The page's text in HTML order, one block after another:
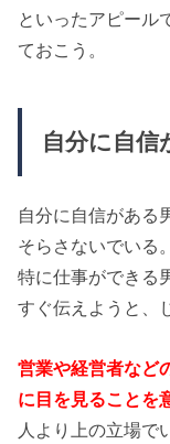
といったアピール
ておこう。
自分に自信
自分に自信がある
そらさないでいる。
特に仕事ができる
すぐ伝えようと、
営業や経営者など
に目を見ることを
人より上の立場で